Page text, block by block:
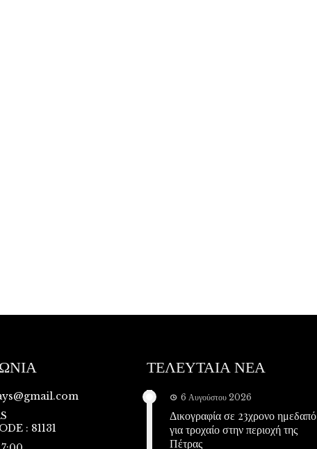
: 81131
ΤΕΛΕΥΤΑΙΑ ΝΕΑ
6 Αυγούστου 2026
Δικογραφία σε 23χρονο ημεδαπό
για τροχαίο στην περιοχή της
Πέτρας